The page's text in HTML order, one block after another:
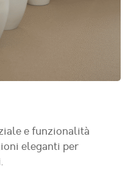
e funzionalità
eleganti per